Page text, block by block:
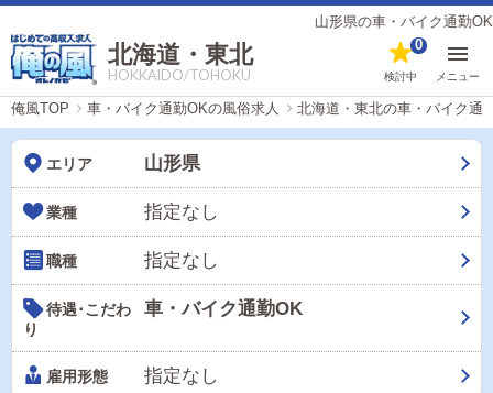
山形県の車・バイク通勤OKの
北海道・東北
HOKKAIDO/TOHOKU 検討中
0
メニュー
俺風TOP 車・バイク通勤OKの風俗求人 北海道・東北の車・バイク通
エリア 山形県
業種 指定なし
職種 指定なし
待遇･こだわ
り
車・バイク通勤OK
雇用形態 指定なし